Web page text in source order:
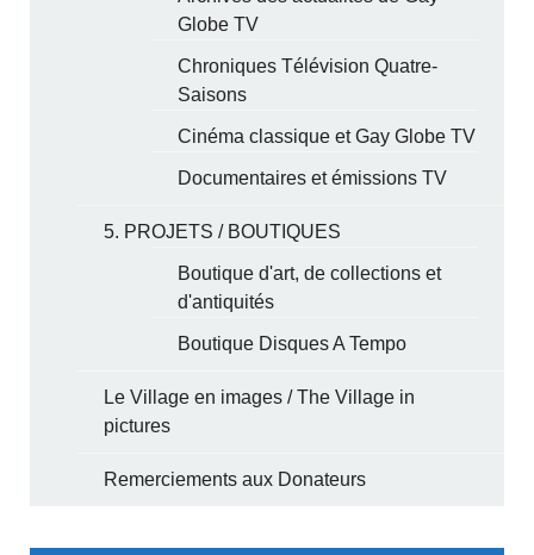
Globe TV
Chroniques Télévision Quatre-
Saisons
Cinéma classique et Gay Globe TV
Documentaires et émissions TV
5. PROJETS / BOUTIQUES
Boutique d'art, de collections et
d'antiquités
Boutique Disques A Tempo
Le Village en images / The Village in
pictures
Remerciements aux Donateurs